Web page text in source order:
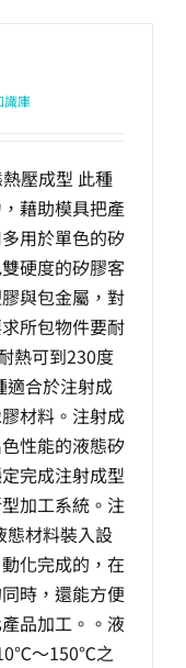
識庫
壓成型 此種
藉助模具把產
用於單色的矽
硬度的矽膠客
與包金屬，對
所包物件要耐
熱可到230度
適合於注射成
材料。注射成
性能的液態矽
完成注射成型
加工系統。注
態材料裝入設
化完成的，在
時，還能方便
品加工。。液
～150℃之